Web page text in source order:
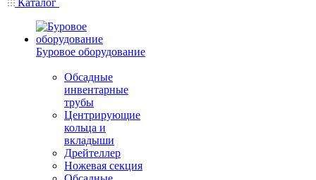
Каталог
Буровое оборудование
Обсадные
инвентарные
трубы
Центрирующие
кольца и
вкладыши
Дрейтеллер
Ножевая секция